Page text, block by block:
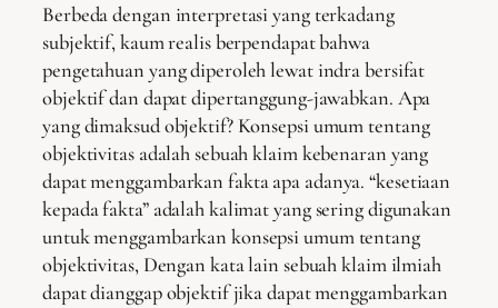
Berbeda dengan interpretasi yang terkadang
subjektif, kaum realis berpendapat bahwa
pengetahuan yang diperoleh lewat indra bersifat
objektif dan dapat dipertanggung-jawabkan. Apa
yang dimaksud objektif? Konsepsi umum tentang
objektivitas adalah sebuah klaim kebenaran yang
dapat menggambarkan fakta apa adanya. “kesetiaan
kepada fakta” adalah kalimat yang sering digunakan
untuk menggambarkan konsepsi umum tentang
objektivitas, Dengan kata lain sebuah klaim ilmiah
dapat dianggap objektif jika dapat menggambarkan